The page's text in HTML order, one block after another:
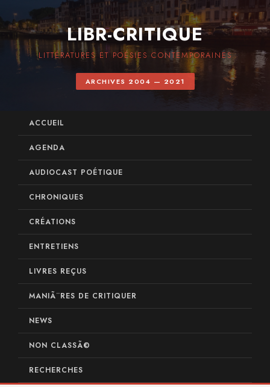
LIBR-CRITIQUE
LITTÉRATURES ET POÉSIES CONTEMPORAINES
ARCHIVES 2004 — 2021
ACCUEIL
AGENDA
AUDIOCAST POÉTIQUE
CHRONIQUES
CRÉATIONS
ENTRETIENS
LIVRES REÇUS
MANIÃ¨RES DE CRITIQUER
NEWS
NON CLASSÃ©
RECHERCHES